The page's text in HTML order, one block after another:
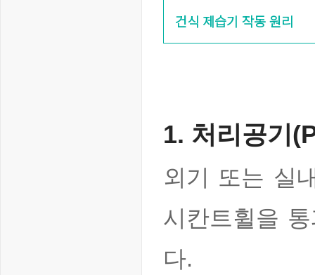
건식 제습기 작동 원리
1. 처리공기
외기 또는 실
시칸트휠을
다.